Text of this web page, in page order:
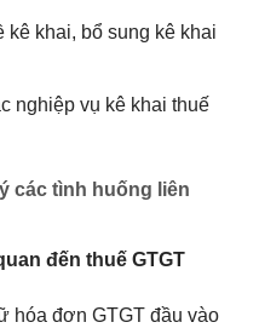
khai, bổ sung kê khai
nghiệp vụ kê khai thuế
các tình huống liên
đến thuế GTGT
hóa đơn GTGT đầu vào